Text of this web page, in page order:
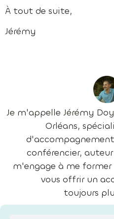
À tout de suite,
Jérémy
Je m'appelle Jérémy
Orléans,
conférencier,
m'engage à me
vous offrir un
toujours